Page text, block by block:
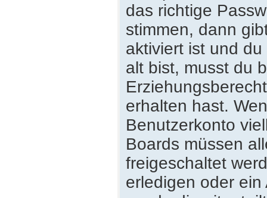
das richtige
stimmen, dann
aktiviert ist und
alt bist, musst du
erhalten hast.
Benutzerkonto
Boards müssen
freigeschaltet
erledigen oder